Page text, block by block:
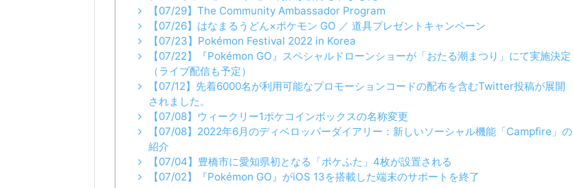
【07/29】The Community Ambassador Program
【07/26】はなまるうどん×ポケモン GO ／ 道具プレゼントキャンペーン
【07/23】Pokémon Festival 2022 in Korea
【07/22】『Pokémon GO』スペシャルドローンショーが「おたる潮まつり」にて実施決定
（ライブ配信も予定）
【07/12】先着6000名が利用可能なプロモーションコードの配布を含むTwitter投稿が展開
されました。
【07/08】ウィークリー1ポケコインボックスの名称変更
【07/08】2022年6月のディベロッパーダイアリー：新しいソーシャル機能「Campfire」の
紹介
【07/04】豊橋市に愛知県初となる「ポケふた」4枚が設置される
【07/02】『Pokémon GO』がiOS 13を搭載した端末のサポートを終了